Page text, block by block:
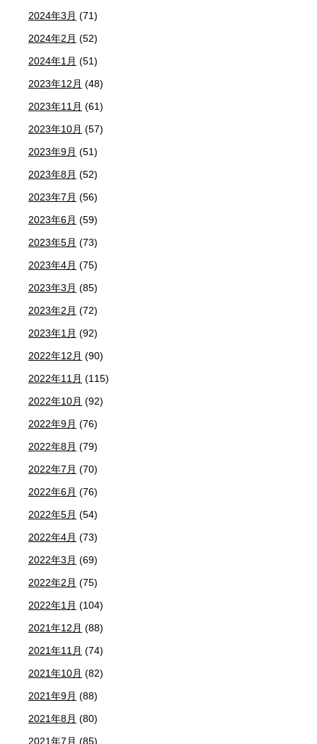
2024年3月 (71)
2024年2月 (52)
2024年1月 (51)
2023年12月 (48)
2023年11月 (61)
2023年10月 (57)
2023年9月 (51)
2023年8月 (52)
2023年7月 (56)
2023年6月 (59)
2023年5月 (73)
2023年4月 (75)
2023年3月 (85)
2023年2月 (72)
2023年1月 (92)
2022年12月 (90)
2022年11月 (115)
2022年10月 (92)
2022年9月 (76)
2022年8月 (79)
2022年7月 (70)
2022年6月 (76)
2022年5月 (54)
2022年4月 (73)
2022年3月 (69)
2022年2月 (75)
2022年1月 (104)
2021年12月 (88)
2021年11月 (74)
2021年10月 (82)
2021年9月 (88)
2021年8月 (80)
2021年7月 (85)